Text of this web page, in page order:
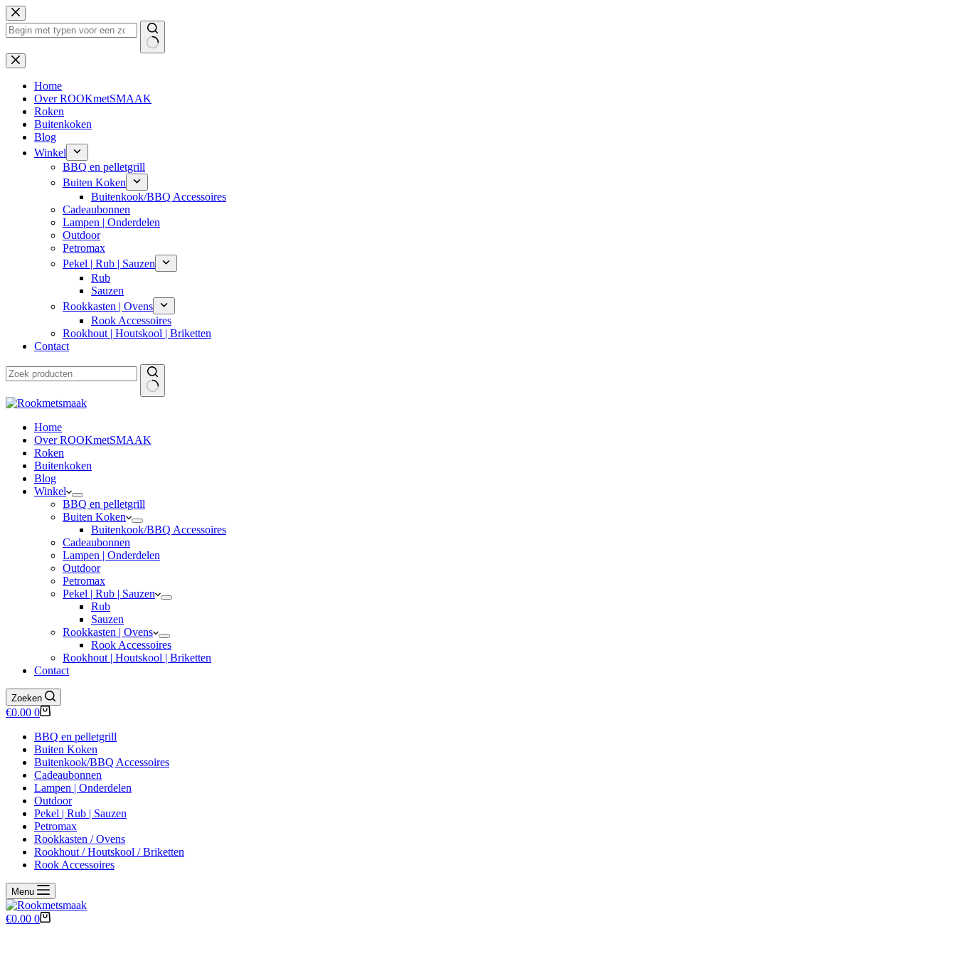
Ga
naar
de
Geen
resultaten
Home
Over ROOKmetSMAAK
Roken
Buitenkoken
Blog
Winkel
BBQ en pelletgrill
Buiten Koken
Buitenkook/BBQ Accessoires
Cadeaubonnen
Lampen | Onderdelen
Outdoor
Petromax
Pekel | Rub | Sauzen
Rub
Sauzen
Rookkasten | Ovens
Rook Accessoires
Rookhout | Houtskool | Briketten
Contact
Home
Over ROOKmetSMAAK
Roken
Buitenkoken
Blog
Winkel
BBQ en pelletgrill
Buiten Koken
Buitenkook/BBQ Accessoires
Cadeaubonnen
Lampen | Onderdelen
Outdoor
Petromax
Pekel | Rub | Sauzen
Rub
Sauzen
Rookkasten | Ovens
Rook Accessoires
Rookhout | Houtskool | Briketten
Contact
Zoeken
Winkelwagen
€0.00 0
BBQ en pelletgrill
Buiten Koken
Buitenkook/BBQ Accessoires
Cadeaubonnen
Lampen | Onderdelen
Outdoor
Pekel | Rub | Sauzen
Petromax
Rookkasten / Ovens
Rookhout / Houtskool / Briketten
Rook Accessoires
Menu
Winkelwagen
€0.00 0